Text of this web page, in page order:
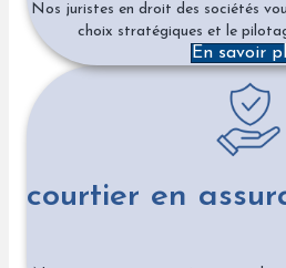
Nos juristes en droit des sociétés
choix stratégiques et le
En savoir
courtier en